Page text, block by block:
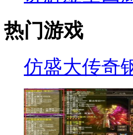
热门游戏
仿盛大传奇